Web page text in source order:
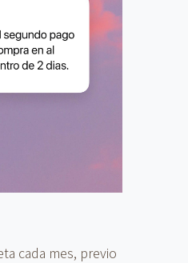
cada mes, previo